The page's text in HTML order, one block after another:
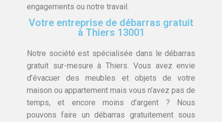
engagements ou notre travail.
Votre entreprise de débarras gratuit
à Thiers 13001
Notre société est spécialisée dans le débarras
gratuit sur-mesure à Thiers. Vous avez envie
d’évacuer des meubles et objets de votre
maison ou appartement mais vous n’avez pas de
temps, et encore moins d’argent ? Nous
pouvons faire un débarras gratuitement sous